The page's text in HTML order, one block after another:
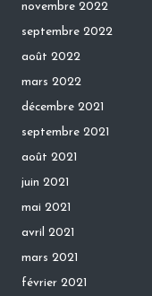
novembre 2022
septembre 2022
août 2022
mars 2022
décembre 2021
septembre 2021
août 2021
juin 2021
mai 2021
avril 2021
mars 2021
février 2021